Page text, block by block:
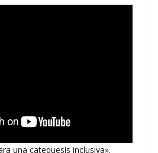
una catequesis inclusiva».